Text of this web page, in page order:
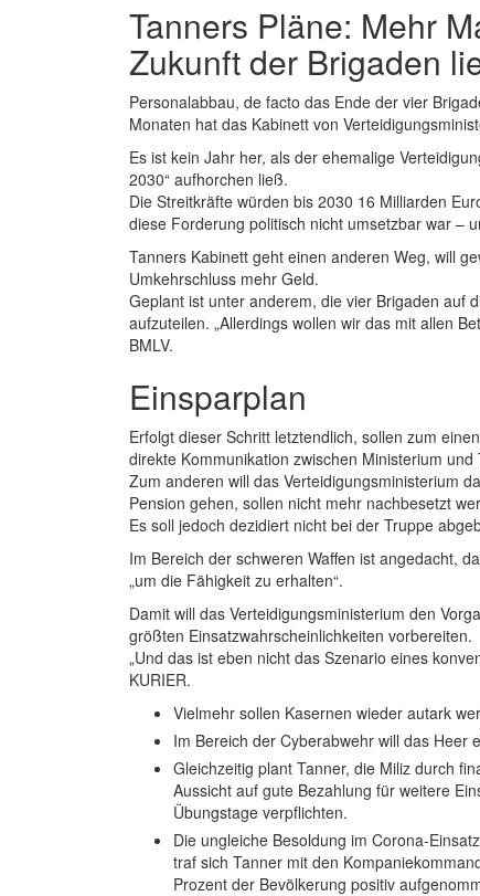
Tanners Pläne: Mehr
Zukunft der Brigaden
Personalabbau, de facto das Ende der vier
Monaten hat das Kabinett von
Es ist kein Jahr her, als der ehemalige
2030“ aufhorchen ließ.
Die Streitkräfte würden bis 2030 16 Milliarden
diese Forderung politisch nicht umsetzbar war –
Tanners Kabinett geht einen anderen Weg, will
Umkehrschluss mehr Geld.
Geplant ist unter anderem, die vier Brigaden auf
aufzuteilen. „Allerdings wollen wir das mit allen
BMLV.
Einsparplan
Erfolgt dieser Schritt letztendlich, sollen zum
direkte Kommunikation zwischen Ministerium
Zum anderen will das Verteidigungsministerium
Pension gehen, sollen nicht mehr nachbesetzt
Es soll jedoch dezidiert nicht bei der Truppe
Im Bereich der schweren Waffen ist angedacht,
„um die Fähigkeit zu erhalten“.
Damit will das Verteidigungsministerium den
größten Einsatzwahrscheinlichkeiten vorbereiten.
„Und das ist eben nicht das Szenario eines
KURIER.
Vielmehr sollen Kasernen wieder autark
Im Bereich der Cyberabwehr will das Heer
Gleichzeitig plant Tanner, die Miliz durch
Aussicht auf gute Bezahlung für weitere
Übungstage verpflichten.
Die ungleiche Besoldung im Corona-
traf sich Tanner mit den
Prozent der Bevölkerung positiv